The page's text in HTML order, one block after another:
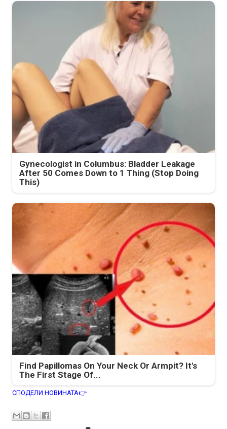
Gynecologist in Columbus: Bladder Leakage
After 50 Comes Down to 1 Thing (Stop Doing
This)
Find Papillomas On Your Neck Or Armpit? It's
The First Stage Of...
СПОДЕЛИ НОВИНАТА👉